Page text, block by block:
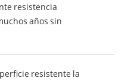
resistencia
años sin
resistente la